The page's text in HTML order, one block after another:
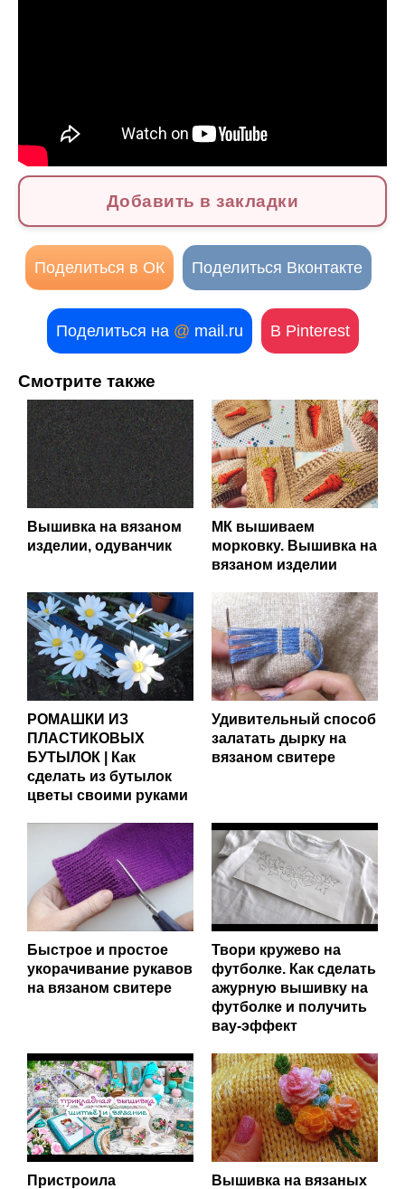
Добавить в закладки
Поделиться в ОК Поделиться Вконтакте
Поделиться на @ mail.ru В Pinterest
Смотрите также
Вышивка на вязаном
изделии, одуванчик
МК вышиваем
морковку. Вышивка на
вязаном изделии
РОМАШКИ ИЗ
ПЛАСТИКОВЫХ
БУТЫЛОК | Как
сделать из бутылок
цветы своими руками
Удивительный способ
залатать дырку на
вязаном свитере
Быстрое и простое
укорачивание рукавов
на вязаном свитере
Твори кружево на
футболке. Как сделать
ажурную вышивку на
футболке и получить
вау-эффект
Пристроила
Вышивка на вязаных